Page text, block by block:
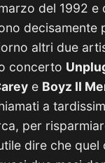
del 1992 e
decisamente
altri due
concerto
e Boyz II
a
per
dire che